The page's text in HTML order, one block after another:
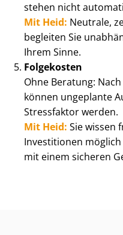
stehen nicht
Mit Heid: Neutrale,
begleiten Sie
Ihrem Sinne.
Folgekosten
Ohne Beratung:
können ungeplante
Stressfaktor werden.
Mit Heid: Sie wissen
Investitionen
mit einem sicheren